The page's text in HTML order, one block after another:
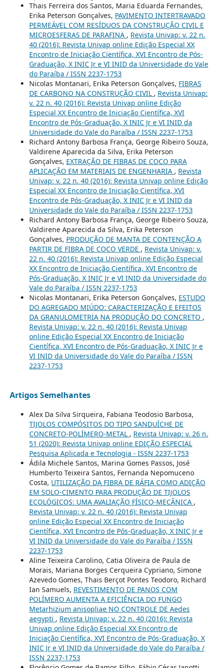
Thais Ferreira dos Santos, Maria Eduarda Fernandes,
Erika Peterson Gonçalves, PAVIMENTO INTERTRAVADO
PERMEÁVEL COM RESÍDUOS DA CONSTRUÇÃO CIVIL E
MICROESFERAS DE PARAFINA , Revista Univap: v. 22 n.
40 (2016): Revista Univap online Edição Especial XX
Encontro de Iniciação Científica, XVI Encontro de Pós-
Graduação, X INIC Jr e VI INID da Universidade do Vale
do Paraíba / ISSN 2237-1753
Nicolas Montanari, Erika Peterson Gonçalves, FIBRAS
DE CARBONO NA CONSTRUÇÃO CIVIL , Revista Univap:
v. 22 n. 40 (2016): Revista Univap online Edição
Especial XX Encontro de Iniciação Científica, XVI
Encontro de Pós-Graduação, X INIC Jr e VI INID da
Universidade do Vale do Paraíba / ISSN 2237-1753
Richard Antony Barbosa França, George Ribeiro Souza,
Valdirene Aparecida da Silva, Erika Peterson
Gonçalves, EXTRAÇÃO DE FIBRAS DE COCO PARA
APLICAÇÃO EM MATERIAIS DE ENGENHARIA , Revista
Univap: v. 22 n. 40 (2016): Revista Univap online Edição
Especial XX Encontro de Iniciação Científica, XVI
Encontro de Pós-Graduação, X INIC Jr e VI INID da
Universidade do Vale do Paraíba / ISSN 2237-1753
Richard Antony Barbosa França, George Ribeiro Souza,
Valdirene Aparecida da Silva, Erika Peterson
Gonçalves, PRODUÇÃO DE MANTA DE CONTENÇÃO A
PARTIR DE FIBRA DE COCO VERDE , Revista Univap: v.
22 n. 40 (2016): Revista Univap online Edição Especial
XX Encontro de Iniciação Científica, XVI Encontro de
Pós-Graduação, X INIC Jr e VI INID da Universidade do
Vale do Paraíba / ISSN 2237-1753
Nicolas Montanari, Erika Peterson Gonçalves, ESTUDO
DO AGREGADO MIÚDO: CARACTERIZAÇÃO E EFEITOS
DA GRANULOMETRIA NA PRODUÇÃO DO CONCRETO ,
Revista Univap: v. 22 n. 40 (2016): Revista Univap
online Edição Especial XX Encontro de Iniciação
Científica, XVI Encontro de Pós-Graduação, X INIC Jr e
VI INID da Universidade do Vale do Paraíba / ISSN
2237-1753
Artigos Semelhantes
Alex Da Silva Sirqueira, Fabiana Teodosio Barbosa,
TIJOLOS COMPÓSITOS DO TIPO SANDUÍCHE DE
CONCRETO-POLÍMERO-METAL , Revista Univap: v. 26 n.
51 (2020): Revista Univap online EDIÇÃO ESPECIAL
Pesquisa Aplicada e Tecnologia - ISSN 2237-1753
Ádila Michele Santos, Marina Gomes Passos, José
Humberto Teixeira Santos, Fernanda Nepomuceno
Costa, UTILIZAÇÃO DA FIBRA DE RÁFIA COMO ADIÇÃO
EM SOLO-CIMENTO PARA PRODUÇÃO DE TIJOLOS
ECOLÓGICOS: UMA AVALIAÇÃO FÍSICO-MECÂNICA ,
Revista Univap: v. 22 n. 40 (2016): Revista Univap
online Edição Especial XX Encontro de Iniciação
Científica, XVI Encontro de Pós-Graduação, X INIC Jr e
VI INID da Universidade do Vale do Paraíba / ISSN
2237-1753
Aline Teixeira Carolino, Catia Oliveira de Paula de
Morais, Mariana Borges Cerqueira Cypriano, Simone
Azevedo Gomes, Thais Berçot Pontes Teodoro, Richard
Ian Samuels, REVESTIMENTO DE PANOS COM
POLÍMERO AUMENTA A EFICIÊNCIA DO FUNGO
Metarhizium anisopliae NO CONTROLE DE Aedes
aegypti , Revista Univap: v. 22 n. 40 (2016): Revista
Univap online Edição Especial XX Encontro de
Iniciação Científica, XVI Encontro de Pós-Graduação, X
INIC Jr e VI INID da Universidade do Vale do Paraíba /
ISSN 2237-1753